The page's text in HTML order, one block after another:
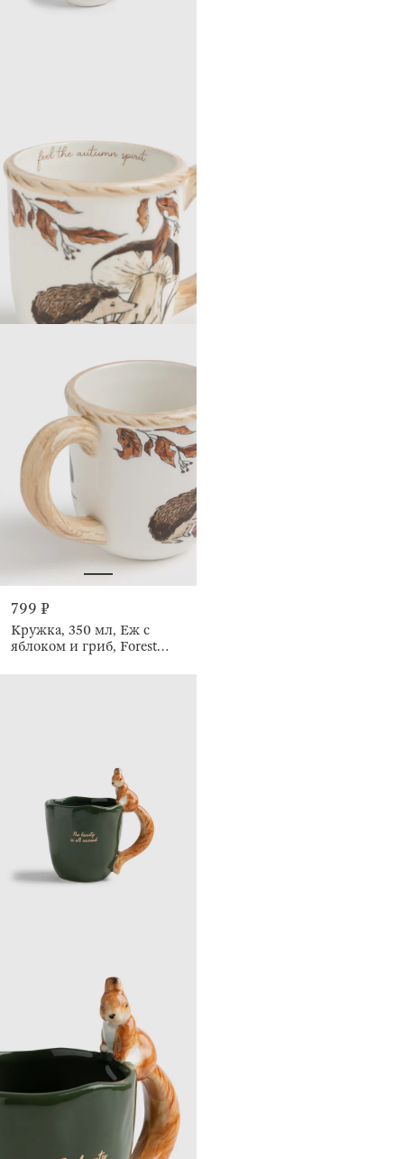
799 ₽
Кружка, 350 мл, Еж с
яблоком и гриб, Forest